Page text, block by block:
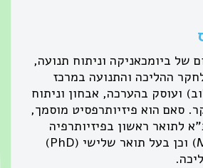
וניתוח תנועה,
והתנועה במרכז
בהערכה, אבחון וניתוח
הוא פיזיותרפסיט מוסמך,
ראשון בפיזיותרפיה
(B.PT) ושני (M.Sc) וכן בעל תואר שלישי (PhD)